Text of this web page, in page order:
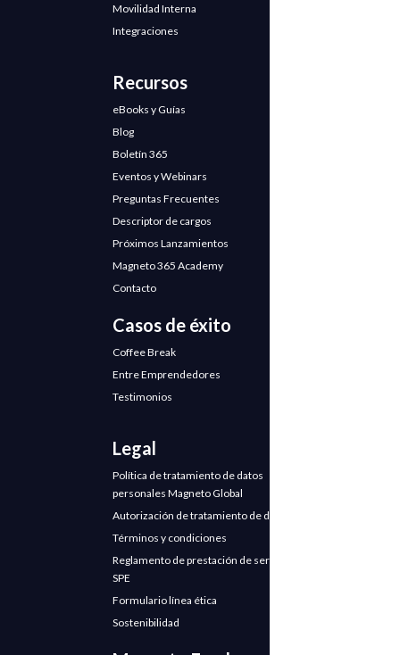
Movilidad Interna
Integraciones
Recursos
eBooks y Guías
Blog
Boletín 365
Eventos y Webinars
Preguntas Frecuentes
Descriptor de cargos
Próximos Lanzamientos
Magneto 365 Academy
Contacto
Casos de éxito
Coffee Break
Entre Emprendedores
Testimonios
Legal
Política de tratamiento de datos
personales Magneto Global
Autorización de tratamiento de datos
Términos y condiciones
Reglamento de prestación de servicios
SPE
Formulario línea ética
Sostenibilidad